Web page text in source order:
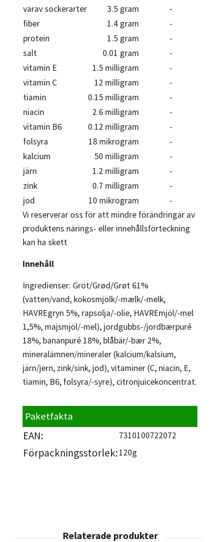
varav sockerarter
3.5 gram
-
fiber
1.4 gram
-
protein
1.5 gram
-
salt
0.01 gram
-
vitamin E
1.5 milligram
-
vitamin C
12 milligram
-
tiamin
0.15 milligram
-
niacin
2.6 milligram
-
vitamin B6
0.12 milligram
-
folsyra
18 mikrogram
-
kalcium
50 milligram
-
järn
1.2 milligram
-
zink
0.7 milligram
-
jod
10 mikrogram
-
Vi reserverar oss för att mindre förändringar av
produktens närings- eller innehållsförteckning
kan ha skett
Innehåll
Ingredienser: Gröt/Grød/Grøt 61%
(vatten/vand, kokosmjölk/-mælk/-melk,
HAVREgryn 5%, rapsolja/-olie, HAVREmjöl/-mel
1,5%, majsmjöl/-mel), jordgubbs-/jordbærpuré
18%, bananpuré 18%, blåbär/-bær 2%,
mineralämnen/mineraler (kalcium/kalsium,
järn/jern, zink/sink, jod), vitaminer (C, niacin, E,
tiamin, B6, folsyra/-syre), citronjuicekoncentrat.
Paketfakta
EAN: 7310100722072
Förpackningsstorlek:120g